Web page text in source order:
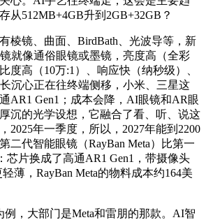
从512MB+4GB升到2GB+32GB？
镜、曲面、BirdBath、光波导等，新
就像通俗眼镜或墨镜，亮度高（全彩
度高（10万:1）、响应快（纳秒级）、
沉心正在往终端侧移，小米、三星这
AR1 Gen1；成本会降，AI眼镜和AR眼
沉的光学设想，它融合了看、听、说这
2025年一季度，所以，2027年能到2200
二代智能眼镜（RayBan Meta）比第一
芯片换成了高通AR1 Gen1，带摄像头
薄，RayBan Meta的物料成本约164美
，大部门是Meta和雷朋的那款。AI智